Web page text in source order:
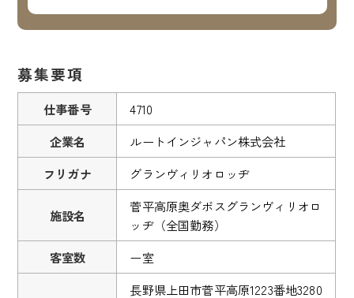
募集要項
仕事番号
4710
企業名
ルートインジャパン株式会社
フリガナ
グランヴィリオロッヂ
施設名
菅平高原奥ダボスグランヴィリオロ
ッヂ（全国勤務）
客室数
ー室
長野県上田市菅平高原1223番地3280